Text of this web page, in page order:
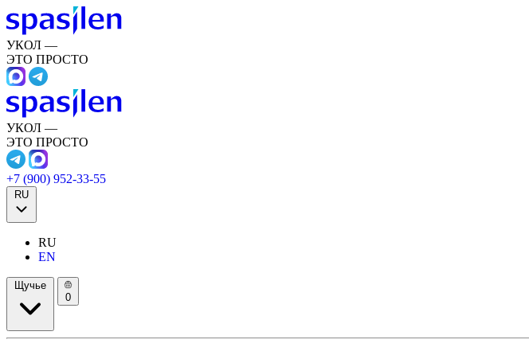
УКОЛ —
ЭТО ПРОСТО
УКОЛ —
ЭТО ПРОСТО
+7 (900) 952-33-55
RU
RU
EN
Щучье
0